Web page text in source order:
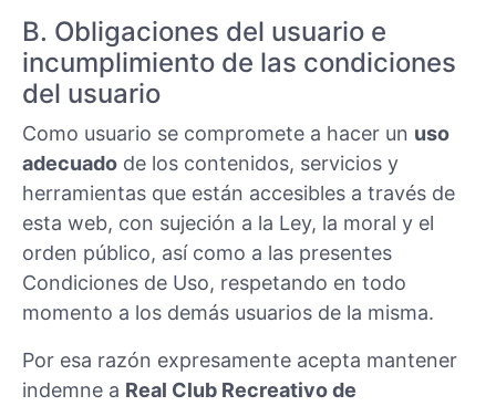
B. Obligaciones del usuario e
incumplimiento de las condiciones
del usuario
Como usuario se compromete a hacer un uso
adecuado de los contenidos, servicios y
herramientas que están accesibles a través de
esta web, con sujeción a la Ley, la moral y el
orden público, así como a las presentes
Condiciones de Uso, respetando en todo
momento a los demás usuarios de la misma.
Por esa razón expresamente acepta mantener
indemne a Real Club Recreativo de